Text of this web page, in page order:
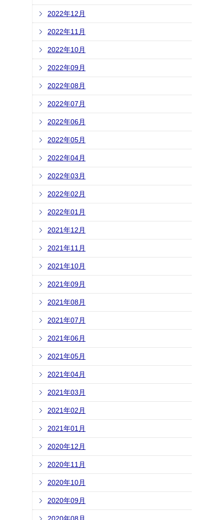
2022年12月
2022年11月
2022年10月
2022年09月
2022年08月
2022年07月
2022年06月
2022年05月
2022年04月
2022年03月
2022年02月
2022年01月
2021年12月
2021年11月
2021年10月
2021年09月
2021年08月
2021年07月
2021年06月
2021年05月
2021年04月
2021年03月
2021年02月
2021年01月
2020年12月
2020年11月
2020年10月
2020年09月